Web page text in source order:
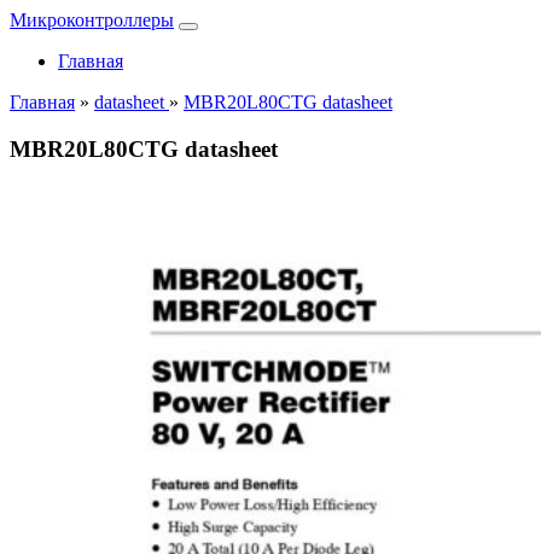
Микроконтроллеры
Главная
Главная » datasheet » MBR20L80CTG datasheet
MBR20L80CTG datasheet